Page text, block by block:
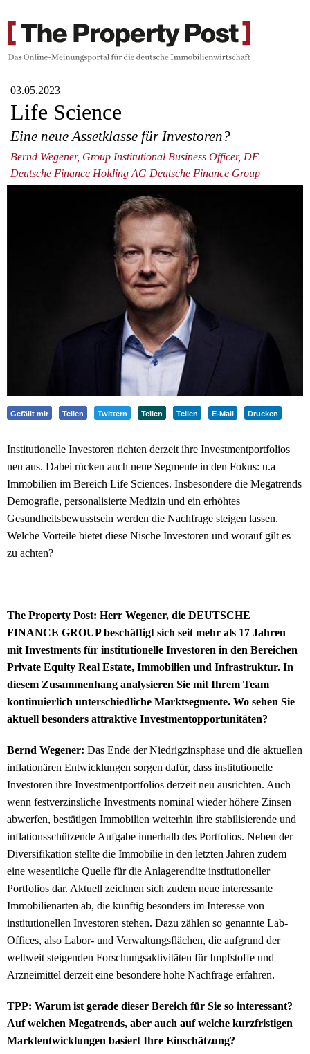
03.05.2023
Life Science
Eine neue Assetklasse für Investoren?
Bernd Wegener, Group Institutional Business Officer, DF
Deutsche Finance Holding AG Deutsche Finance Group
Gefällt mir Teilen Twittern Teilen Teilen E-Mail Drucken
Institutionelle Investoren richten derzeit ihre Investmentportfolios
neu aus. Dabei rücken auch neue Segmente in den Fokus: u.a
Immobilien im Bereich Life Sciences. Insbesondere die Megatrends
Demografie, personalisierte Medizin und ein erhöhtes
Gesundheitsbewusstsein werden die Nachfrage steigen lassen.
Welche Vorteile bietet diese Nische Investoren und worauf gilt es
zu achten?
The Property Post: Herr Wegener, die DEUTSCHE
FINANCE GROUP beschäftigt sich seit mehr als 17 Jahren
mit Investments für institutionelle Investoren in den Bereichen
Private Equity Real Estate, Immobilien und Infrastruktur. In
diesem Zusammenhang analysieren Sie mit Ihrem Team
kontinuierlich unterschiedliche Marktsegmente. Wo sehen Sie
aktuell besonders attraktive Investmentopportunitäten?
Bernd Wegener: Das Ende der Niedrigzinsphase und die aktuellen
inflationären Entwicklungen sorgen dafür, dass institutionelle
Investoren ihre Investmentportfolios derzeit neu ausrichten. Auch
wenn festverzinsliche Investments nominal wieder höhere Zinsen
abwerfen, bestätigen Immobilien weiterhin ihre stabilisierende und
inflationsschützende Aufgabe innerhalb des Portfolios. Neben der
Diversifikation stellte die Immobilie in den letzten Jahren zudem
eine wesentliche Quelle für die Anlagerendite institutioneller
Portfolios dar. Aktuell zeichnen sich zudem neue interessante
Immobilienarten ab, die künftig besonders im Interesse von
institutionellen Investoren stehen. Dazu zählen so genannte Lab-
Offices, also Labor- und Verwaltungsflächen, die aufgrund der
weltweit steigenden Forschungsaktivitäten für Impfstoffe und
Arzneimittel derzeit eine besondere hohe Nachfrage erfahren.
TPP: Warum ist gerade dieser Bereich für Sie so interessant?
Auf welchen Megatrends, aber auch auf welche kurzfristigen
Marktentwicklungen basiert Ihre Einschätzung?